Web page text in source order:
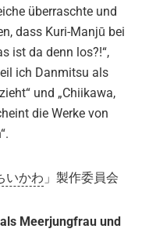
überraschte und
dass Kuri-Manjū bei
ist da denn los?!“,
ich Danmitsu als
und „Chiikawa,
die Werke von
いかわ 」製作委員会
Meerjungfrau und